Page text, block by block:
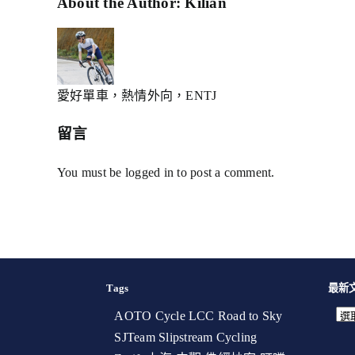
愛好單車，熱情外向，ENTJ
留言
You must be logged in to post a comment.
Tags
AOTO Cycle LCC Road to Sky
SJTeam Slipstream Cycling
最新